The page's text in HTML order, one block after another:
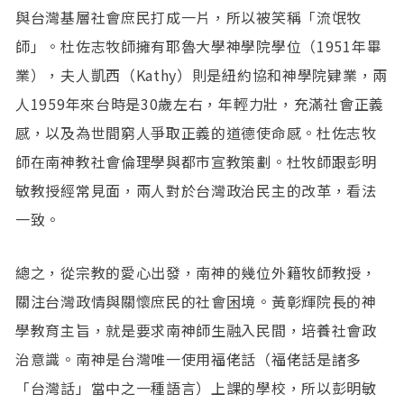
與台灣基層社會庶民打成一片，所以被笑稱「流氓牧
師」。杜佐志牧師擁有耶魯大學神學院學位（1951年畢
業），夫人凱西（Kathy）則是紐約協和神學院肄業，兩
人1959年來台時是30歲左右，年輕力壯，充滿社會正義
感，以及為世間窮人爭取正義的道德使命感。杜佐志牧
師在南神教社會倫理學與都市宣教策劃。杜牧師跟彭明
敏教授經常見面，兩人對於台灣政治民主的改革，看法
一致。
總之，從宗教的愛心出發，南神的幾位外籍牧師教授，
關注台灣政情與關懷庶民的社會困境。黃彰輝院長的神
學教育主旨，就是要求南神師生融入民間，培養社會政
治意識。南神是台灣唯一使用福佬話（福佬話是諸多
「台灣話」當中之一種語言）上課的學校，所以彭明敏